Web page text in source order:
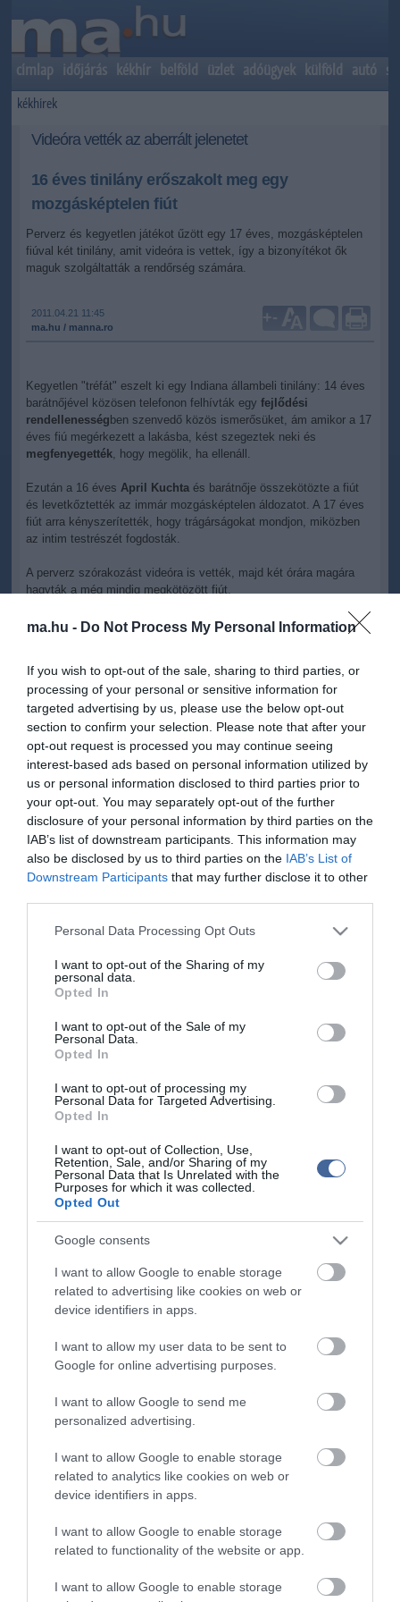
ma.hu - Do Not Process My Personal Information
If you wish to opt-out of the sale, sharing to third parties, or
processing of your personal or sensitive information for
targeted advertising by us, please use the below opt-out
section to confirm your selection. Please note that after your
opt-out request is processed you may continue seeing
interest-based ads based on personal information utilized by
us or personal information disclosed to third parties prior to
your opt-out. You may separately opt-out of the further
disclosure of your personal information by third parties on the
IAB’s list of downstream participants. This information may
also be disclosed by us to third parties on the IAB’s List of
Downstream Participants that may further disclose it to other
Please note that this website/app uses one or more Google
not limited to your visit or usage behaviour. You may click to
grant or deny consent to Google and its third-party tags to
use your data for below specified purposes in below Google
consent section.
Personal Data Processing Opt Outs
I want to opt-out of the Sharing of my
personal data.
Opted In
I want to opt-out of the Sale of my
Personal Data.
Opted In
I want to opt-out of processing my
Personal Data for Targeted Advertising.
Opted In
I want to opt-out of Collection, Use,
Retention, Sale, and/or Sharing of my
Personal Data that Is Unrelated with the
Purposes for which it was collected.
Opted Out
Google consents
I want to allow Google to enable storage
related to advertising like cookies on web or
device identifiers in apps.
I want to allow my user data to be sent to
Google for online advertising purposes.
I want to allow Google to send me
personalized advertising.
I want to allow Google to enable storage
related to analytics like cookies on web or
device identifiers in apps.
I want to allow Google to enable storage
related to functionality of the website or app.
I want to allow Google to enable storage
címlap időjárás kékhír belföld üzlet adóügyek külföld autó
kékhírek
Videóra vették az aberrált jelenetet
16 éves tinilány erőszakolt meg egy
mozgásképtelen fiút
Perverz és kegyetlen játékot űzött egy 17 éves, mozgásképtelen
fiúval két tinilány, amit videóra is vettek, így a bizonyítékot ők
maguk szolgáltatták a rendőrség számára.
2011.04.21 11:45
ma.hu / manna.ro
+-
Kegyetlen "tréfát" eszelt ki egy Indiana állambeli tinilány: 14 éves
barátnőjével közösen telefonon felhívták egy fejlődési
rendellenességben szenvedő közös ismerősüket, ám amikor a 17
éves fiú megérkezett a lakásba, kést szegeztek neki és
megfenyegették, hogy megölik, ha ellenáll.
Ezután a 16 éves April Kuchtaés barátnője összekötözte a fiút
és levetkőztették az immár mozgásképtelen áldozatot. A 17 éves
fiút arra kényszerítették, hogy trágárságokat mondjon, miközben
az intim testrészét fogdosták.
A perverz szórakozást videóra is vették, majd két órára magára
hagyták a még mindig megkötözött fiút.
Visszatérve meg akarták ismételni a "játékot", akkor már
A tinilány a bizonyítékok alapján akár 50 évnyi büntetésre is
számíthat erőszak, szexuális agresszió, megfélemlítés, valamint
deviáns szexuális magatartás vádjával, 14 éves "segítőjéről" nincs
hír, hogy rá mekkora büntetés várhat.
Kapcsolódó írások:
Döbbenet: 3 éven át erőszakolta a fiatalembert anya és lánya!
Figyelem! A cikkhez hozzáfűzött hozzászólások nem a
kommenteket nem tudja befolyásolni - azok az olvasók személyes véleményét
tartalmazzák.
Nagy erőkkel keresik a szomjazó gólyát megmentő
Árpádot
kormány
Kenyában bezzeg minden zöldebb
Második világháborús német katonai motorkerékpár
bukkant elő a Dunából
az államfőválasztás
Szomjazó gólyának adott inni egy férfi Tiszakécskénél -
megható pillanatot rögzített a kamera
Megható felvétel: elpusztult borját vitte magával egy
delfinanya
top cikkek: